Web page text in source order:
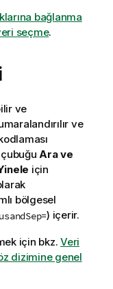
bağlanma
seçme.
ve
ve
çubuğuAra ve
için
bölgesel
) içerir.
için bkz. Veri
dizimine genel